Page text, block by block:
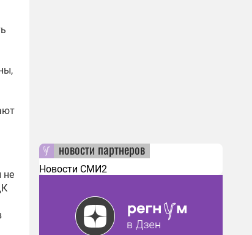
,
не
новости партнеров
Новости СМИ2